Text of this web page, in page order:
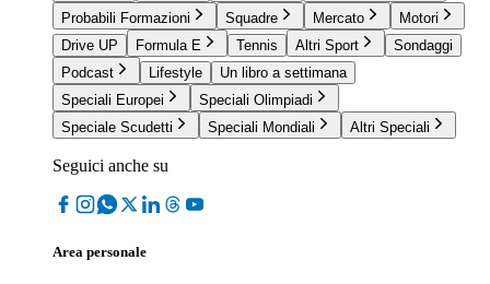
Probabili Formazioni
Squadre Mercato
Motori
Drive UP
Formula E Tennis Altri Sport
Sondaggi
Podcast
Lifestyle
Un libro a settimana
Speciali Europei
Speciali Olimpiadi
Speciale Scudetti
Speciali Mondiali Altri Speciali
Seguici anche su
Area personale